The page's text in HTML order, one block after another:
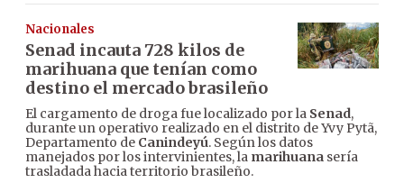
Nacionales
Senad incauta 728 kilos de
marihuana que tenían como
destino el mercado brasileño
El cargamento de droga fue localizado por la Senad,
durante un operativo realizado en el distrito de Yvy Pytã,
Departamento de Canindeyú. Según los datos
manejados por los intervinientes, la marihuana sería
trasladada hacia territorio brasileño.